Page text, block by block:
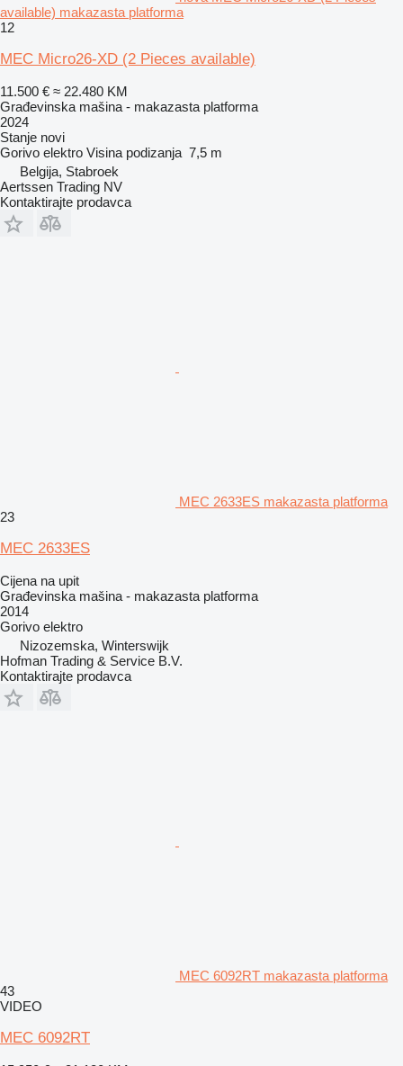
available) makazasta platforma
12
MEC Micro26-XD (2 Pieces available)
11.500 € ≈ 22.480 KM
Građevinska mašina - makazasta platforma
2024
Stanje novi
Gorivo elektro Visina podizanja 7,5 m
Belgija, Stabroek
Aertssen Trading NV
Kontaktirajte prodavca
MEC 2633ES makazasta platforma
23
MEC 2633ES
Cijena na upit
Građevinska mašina - makazasta platforma
2014
Gorivo elektro
Nizozemska, Winterswijk
Hofman Trading & Service B.V.
Kontaktirajte prodavca
MEC 6092RT makazasta platforma
43
VIDEO
MEC 6092RT